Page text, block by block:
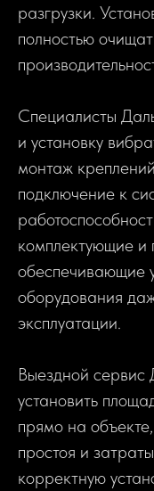
разгрузки.
полностью
Специалисты
и установку
монтаж
подключение к
комплектующие и
обеспечивающие
оборудования
эксплуатации.
Выездной
установить
прямо на
простоя и
корректную